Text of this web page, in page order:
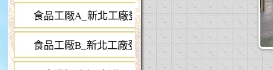
食品工厰A_新北工廠登記
食品工厰B_新北工廠登記